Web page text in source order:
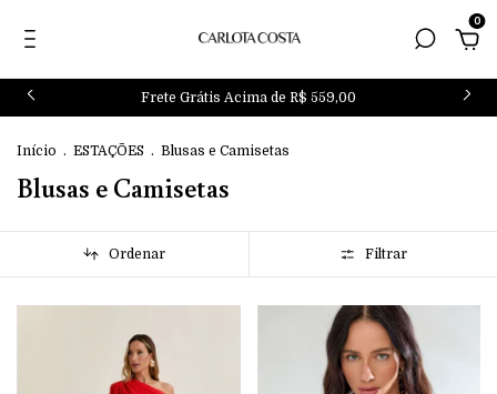
0
Frete Grátis Acima de R$ 559,00
Início . ESTAÇÕES . Blusas e Camisetas
Blusas e Camisetas
Ordenar Filtrar